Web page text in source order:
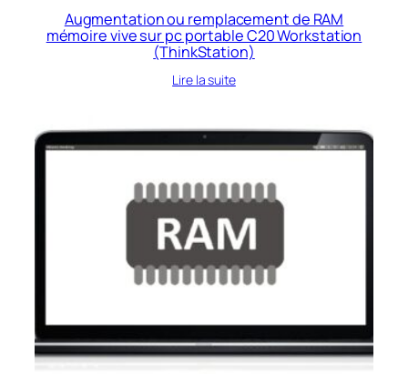
Augmentation ou remplacement de RAM
mémoire vive sur pc portable C20 Workstation
(ThinkStation)
Lire la suite